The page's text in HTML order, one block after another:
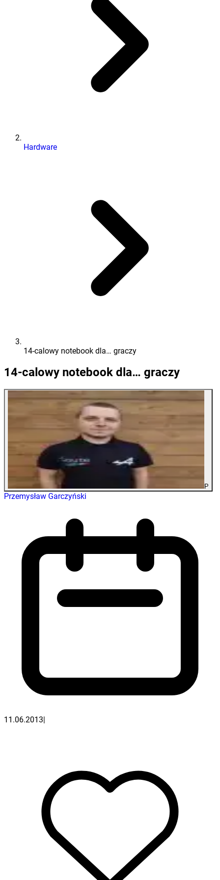
Hardware
14-calowy notebook dla… graczy
14-calowy notebook dla… graczy
P
Przemysław Garczyński
11.06.2013|